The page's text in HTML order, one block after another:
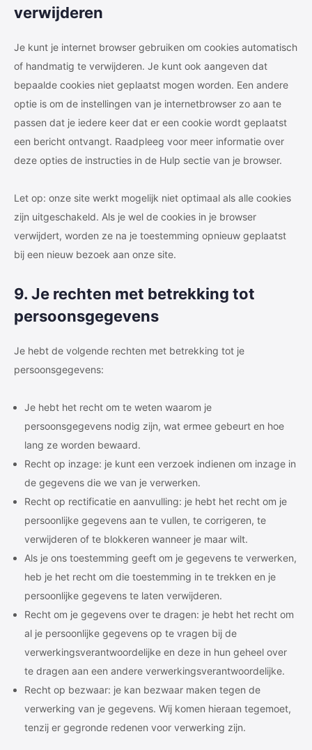
verwijderen
Je kunt je internet browser gebruiken om cookies automatisch
of handmatig te verwijderen. Je kunt ook aangeven dat
bepaalde cookies niet geplaatst mogen worden. Een andere
optie is om de instellingen van je internetbrowser zo aan te
passen dat je iedere keer dat er een cookie wordt geplaatst
een bericht ontvangt. Raadpleeg voor meer informatie over
deze opties de instructies in de Hulp sectie van je browser.
Let op: onze site werkt mogelijk niet optimaal als alle cookies
zijn uitgeschakeld. Als je wel de cookies in je browser
verwijdert, worden ze na je toestemming opnieuw geplaatst
bij een nieuw bezoek aan onze site.
9. Je rechten met betrekking tot
persoonsgegevens
Je hebt de volgende rechten met betrekking tot je
persoonsgegevens:
Je hebt het recht om te weten waarom je
persoonsgegevens nodig zijn, wat ermee gebeurt en hoe
lang ze worden bewaard.
Recht op inzage: je kunt een verzoek indienen om inzage in
de gegevens die we van je verwerken.
Recht op rectificatie en aanvulling: je hebt het recht om je
persoonlijke gegevens aan te vullen, te corrigeren, te
verwijderen of te blokkeren wanneer je maar wilt.
Als je ons toestemming geeft om je gegevens te verwerken,
heb je het recht om die toestemming in te trekken en je
persoonlijke gegevens te laten verwijderen.
Recht om je gegevens over te dragen: je hebt het recht om
al je persoonlijke gegevens op te vragen bij de
verwerkingsverantwoordelijke en deze in hun geheel over
te dragen aan een andere verwerkingsverantwoordelijke.
Recht op bezwaar: je kan bezwaar maken tegen de
verwerking van je gegevens. Wij komen hieraan tegemoet,
tenzij er gegronde redenen voor verwerking zijn.